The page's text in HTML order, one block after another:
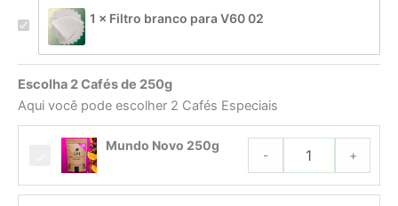
1 × Filtro branco para V60 02
Escolha 2 Cafés de 250g
Aqui você pode escolher 2 Cafés Especiais
Mundo Novo 250g
-
Novo
250g
quantidade
+